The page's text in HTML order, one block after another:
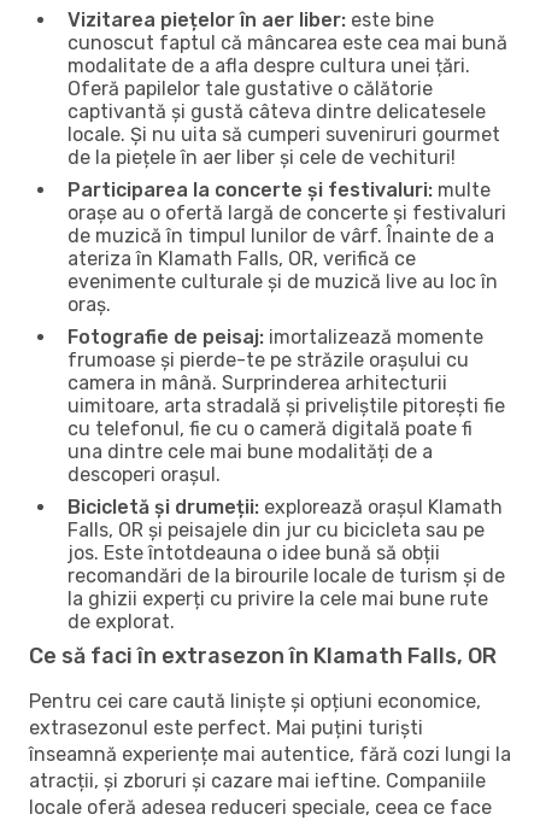
Vizitarea piețelor în aer liber: este bine
cunoscut faptul că mâncarea este cea mai bună
modalitate de a afla despre cultura unei țări.
Oferă papilelor tale gustative o călătorie
captivantă și gustă câteva dintre delicatesele
locale. Și nu uita să cumperi suveniruri gourmet
de la piețele în aer liber și cele de vechituri!
Participarea la concerte și festivaluri: multe
orașe au o ofertă largă de concerte și festivaluri
de muzică în timpul lunilor de vârf. Înainte de a
ateriza în Klamath Falls, OR, verifică ce
evenimente culturale și de muzică live au loc în
oraș.
Fotografie de peisaj: imortalizează momente
frumoase și pierde-te pe străzile orașului cu
camera in mână. Surprinderea arhitecturii
uimitoare, arta stradală și priveliștile pitorești fie
cu telefonul, fie cu o cameră digitală poate fi
una dintre cele mai bune modalități de a
descoperi orașul.
Bicicletă și drumeții: explorează orașul Klamath
Falls, OR și peisajele din jur cu bicicleta sau pe
jos. Este întotdeauna o idee bună să obții
recomandări de la birourile locale de turism și de
la ghizii experți cu privire la cele mai bune rute
de explorat.
Ce să faci în extrasezon în Klamath Falls, OR
Pentru cei care caută liniște și opțiuni economice,
extrasezonul este perfect. Mai puțini turiști
înseamnă experiențe mai autentice, fără cozi lungi la
atracții, și zboruri și cazare mai ieftine. Companiile
locale oferă adesea reduceri speciale, ceea ce face